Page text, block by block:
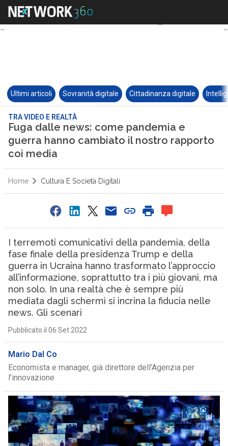
Ultimi articoli Sovranità digitale Cittadinanza digitale
TRA VIDEO E REALTÀ
Fuga dalle news: come pandemia e
guerra hanno cambiato il nostro rapporto
coi media
Home Cultura E Società Digitali
I terremoti comunicativi della pandemia, della
fase finale della presidenza Trump e della
guerra in Ucraina hanno trasformato l’approccio
all’informazione, soprattutto tra i più giovani, ma
non solo. In una realtà che è sempre più
mediata dagli schermi si incrina la fiducia nelle
news. Gli scenari
Pubblicato il 06 Set 2022
Mario Dal Co
Economista e manager, già direttore dell’Agenzia per
l’innovazione